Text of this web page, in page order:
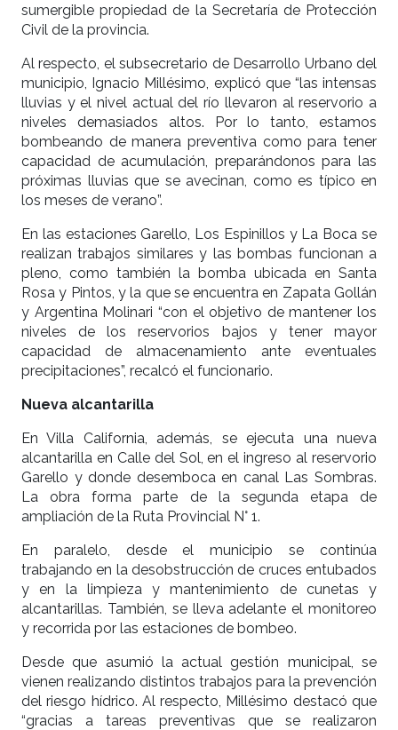
sumergible propiedad de la Secretaría de Protección
Civil de la provincia.
Al respecto, el subsecretario de Desarrollo Urbano del
municipio, Ignacio Millésimo, explicó que “las intensas
lluvias y el nivel actual del río llevaron al reservorio a
niveles demasiados altos. Por lo tanto, estamos
bombeando de manera preventiva como para tener
capacidad de acumulación, preparándonos para las
próximas lluvias que se avecinan, como es típico en
los meses de verano”.
En las estaciones Garello, Los Espinillos y La Boca se
realizan trabajos similares y las bombas funcionan a
pleno, como también la bomba ubicada en Santa
Rosa y Pintos, y la que se encuentra en Zapata Gollán
y Argentina Molinari “con el objetivo de mantener los
niveles de los reservorios bajos y tener mayor
capacidad de almacenamiento ante eventuales
precipitaciones”, recalcó el funcionario.
Nueva alcantarilla
En Villa California, además, se ejecuta una nueva
alcantarilla en Calle del Sol, en el ingreso al reservorio
Garello y donde desemboca en canal Las Sombras.
La obra forma parte de la segunda etapa de
ampliación de la Ruta Provincial N° 1.
En paralelo, desde el municipio se continúa
trabajando en la desobstrucción de cruces entubados
y en la limpieza y mantenimiento de cunetas y
alcantarillas. También, se lleva adelante el monitoreo
y recorrida por las estaciones de bombeo.
Desde que asumió la actual gestión municipal, se
vienen realizando distintos trabajos para la prevención
del riesgo hídrico. Al respecto, Millésimo destacó que
“gracias a tareas preventivas que se realizaron